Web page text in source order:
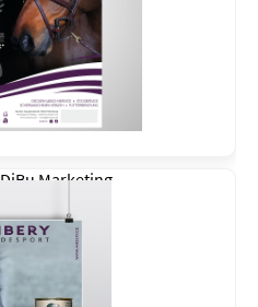
DiBu Marketing